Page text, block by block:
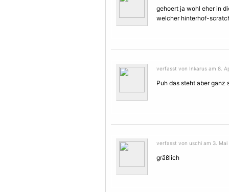
gehoert ja wohl eher in
welcher hinterhof-
verfasst von Inkarus am 8.
Puh das steht aber ganz
verfasst von uschi am 3. Mai
gräßlich